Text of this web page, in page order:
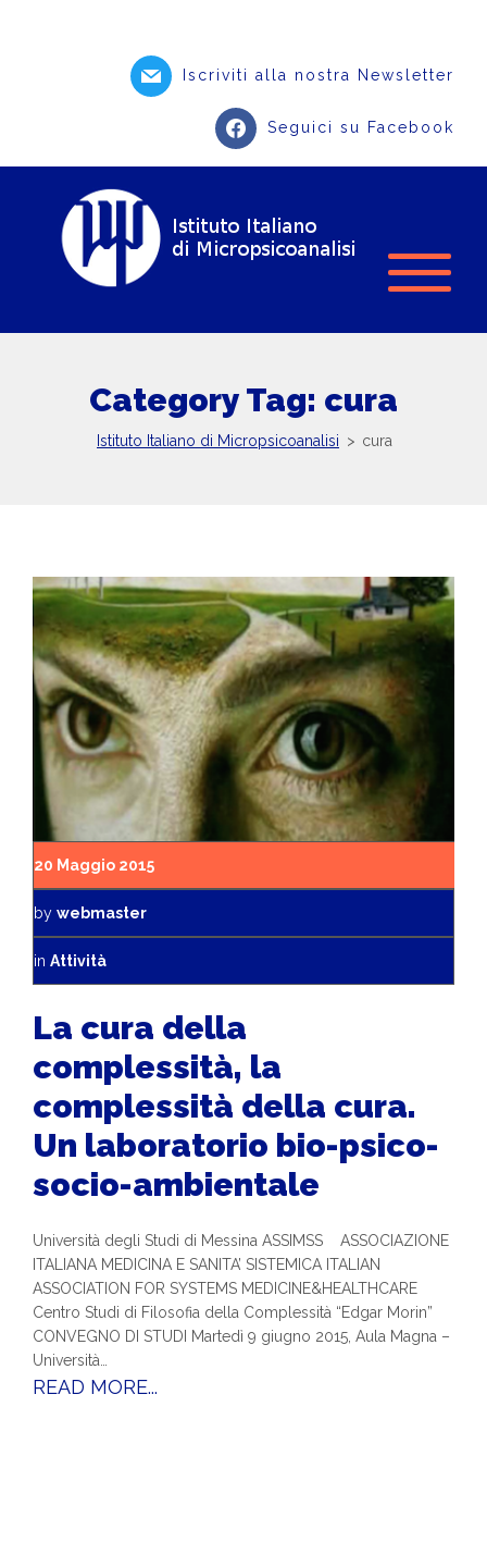
Iscriviti alla nostra Newsletter
Seguici su Facebook
Category Tag: cura
Istituto Italiano di Micropsicoanalisi > cura
20 Maggio 2015
by webmaster
in Attività
La cura della
complessità, la
complessità della cura.
Un laboratorio bio-psico-
socio-ambientale
Università degli Studi di Messina ASSIMSS ASSOCIAZIONE
ITALIANA MEDICINA E SANITA’ SISTEMICA ITALIAN
ASSOCIATION FOR SYSTEMS MEDICINE&HEALTHCARE
Centro Studi di Filosofia della Complessità “Edgar Morin”
CONVEGNO DI STUDI Martedì 9 giugno 2015, Aula Magna –
Università…
READ MORE...